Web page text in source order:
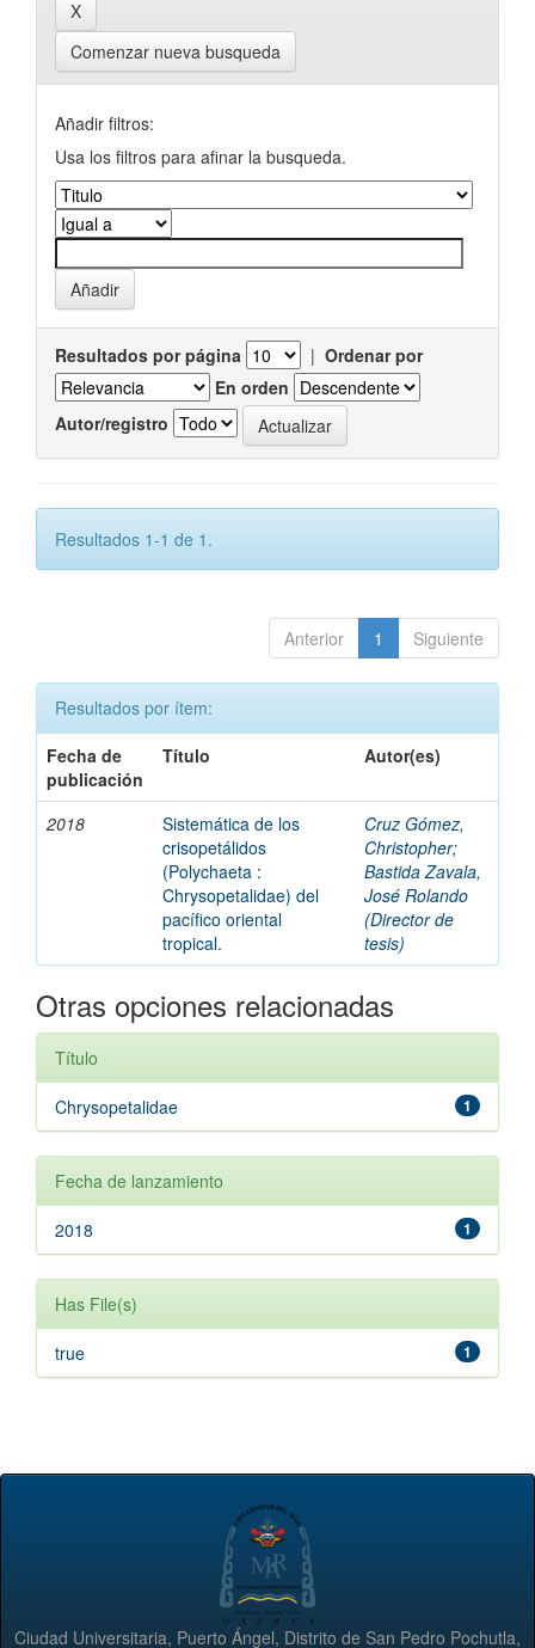
Comenzar nueva busqueda
Añadir filtros:
Usa los filtros para afinar la busqueda.
Resultados por página | Ordenar por
En orden
Autor/registro
Resultados 1-1 de 1.
Anterior 1 Siguiente
Resultados por ítem:
Fecha de
publicación
Título Autor(es)
2018
Sistemática de los
crisopetálidos
(Polychaeta :
Chrysopetalidae) del
pacífico oriental
tropical.
Cruz Gómez,
Christopher;
Bastida Zavala,
José Rolando
(Director de
tesis)
Otras opciones relacionadas
Título
1
Chrysopetalidae
Fecha de lanzamiento
1
2018
Has File(s)
1
true
Ciudad Universitaria, Puerto Ángel, Distrito de San Pedro Pochutla,